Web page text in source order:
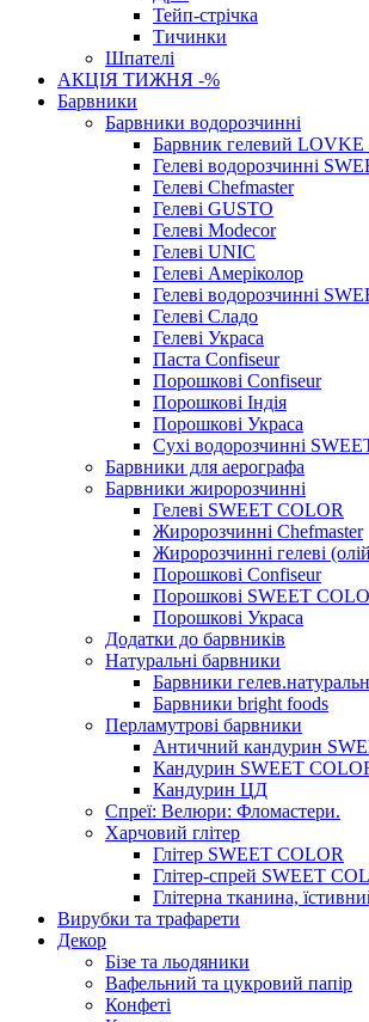
Тейп-стрічка
Тичинки
Шпателі
АКЦІЯ ТИЖНЯ -%
Барвники
Барвники водорозчинні
Барвник гелевий
Гелеві водорозчинні
Гелеві Chefmaster
Гелеві GUSTO
Гелеві Modecor
Гелеві UNIC
Гелеві Амеріколор
Гелеві водорозчинні
Гелеві Сладо
Гелеві Украса
Паста Confiseur
Порошкові Confiseur
Порошкові Індія
Порошкові Украса
Сухі водорозчинні
Барвники для аерографа
Барвники жиророзчинні
Гелеві SWEET COLOR
Жиророзчинні Chefmaster
Жиророзчинні гелеві
Порошкові Confiseur
Порошкові SWEET
Порошкові Украса
Додатки до барвників
Натуральні барвники
Барвники
Барвники bright foods
Перламутрові барвники
Античний кандурин
Кандурин SWEET
Кандурин ЦД
Спреї: Велюри: Фломастери.
Харчовий глітер
Глітер SWEET COLOR
Глітер-спрей SWEET
Глітерна тканина,
Вирубки та трафарети
Декор
Бізе та льодяники
Вафельний та цукровий папір
Конфеті